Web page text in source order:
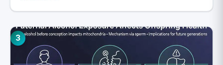
3